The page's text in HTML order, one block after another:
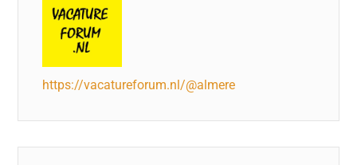
https://vacatureforum.nl/@almere